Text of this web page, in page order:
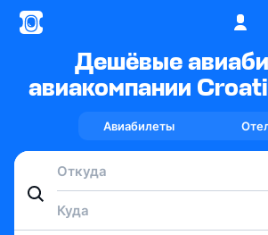
Дешёвые
авиакомпании
Авиабилеты